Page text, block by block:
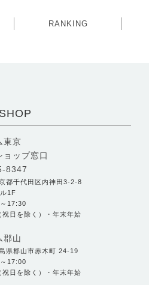
RANKING
SHOP
東京
ョップ窓口
8347
都千代田区内神田3-2-8
1F
17:30
祝日を除く）・年末年始
郡山
県郡山市赤木町 24-19
17:00
祝日を除く）・年末年始